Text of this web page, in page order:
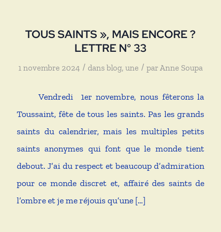
TOUS SAINTS », MAIS ENCORE ?
LETTRE N° 33
1 novembre 2024 / dans blog, une / par Anne Soupa
Vendredi 1er novembre, nous fêterons la
Toussaint, fête de tous les saints. Pas les grands
saints du calendrier, mais les multiples petits
saints anonymes qui font que le monde tient
debout. J’ai du respect et beaucoup d’admiration
pour ce monde discret et, affairé des saints de
l’ombre et je me réjouis qu’une […]